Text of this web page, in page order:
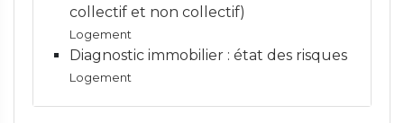
collectif et non collectif)
Logement
Diagnostic immobilier : état des risques
Logement